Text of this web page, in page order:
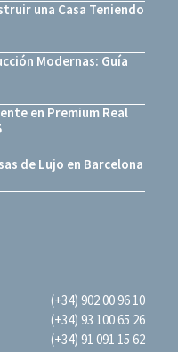
una Casa Teniendo
Modernas: Guía
en Premium Real
de Lujo en Barcelona
(+34) 902 00 96 10
(+34) 93 100 65 26
(+34) 91 091 15 62